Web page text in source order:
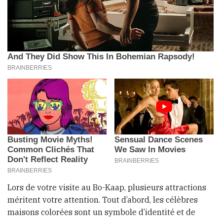
Lors de votre visite au Bo-Kaap, plusieurs attractions
méritent votre attention. Tout d’abord, les célèbres
maisons colorées sont un symbole d’identité et de